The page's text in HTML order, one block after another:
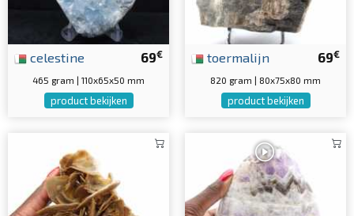
69€
celestine
465 gram | 110x65x50 mm
product bekijken
69€
toermalijn
820 gram | 80x75x80 mm
product bekijken